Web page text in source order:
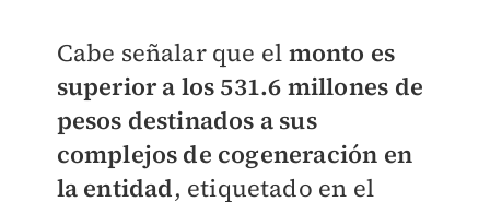
Cabe señalar que el monto es
superior a los 531.6 millones de
pesos destinados a sus
complejos de cogeneración en
la entidad, etiquetado en el